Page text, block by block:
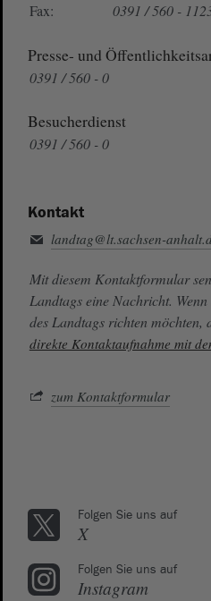
Fax:
0391 / 560 -
Presse- und
0391 / 560 - 0
Besucherdienst
0391 / 560 - 0
Kontakt
landtag@lt.sachsen-
Mit diesem Kontaktformular
Landtags eine Nachricht.
des Landtags richten möchten,
direkte Kontaktaufnahme mit
zum Kontaktformular
Folgen Sie uns auf
X
Folgen Sie uns auf
Instagram